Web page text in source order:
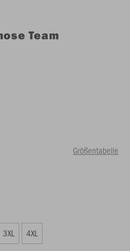
Team
Größentabelle
3XL 4XL